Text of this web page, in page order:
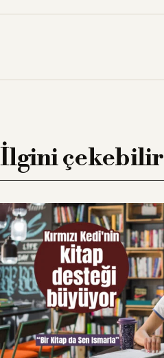
İlgini çekebilir